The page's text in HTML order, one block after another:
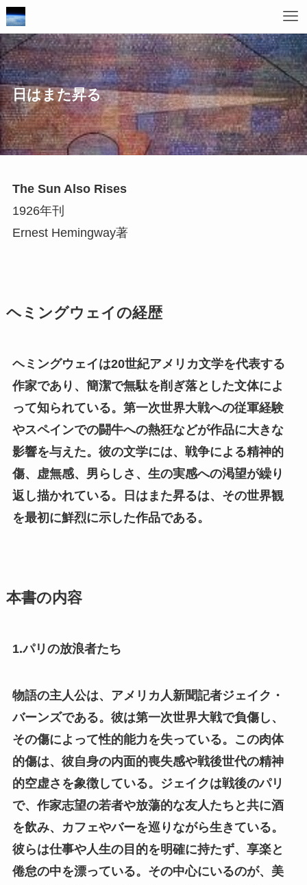
日はまた昇る
The Sun Also Rises
1926年刊
Ernest Hemingway著
ヘミングウェイの経歴
ヘミングウェイは20世紀アメリカ文学を代表する
作家であり、簡潔で無駄を削ぎ落とした文体によ
って知られている。第一次世界大戦への従軍経験
やスペインでの闘牛への熱狂などが作品に大きな
影響を与えた。彼の文学には、戦争による精神的
傷、虚無感、男らしさ、生の実感への渇望が繰り
返し描かれている。日はまた昇るは、その世界観
を最初に鮮烈に示した作品である。
本書の内容
1.パリの放浪者たち
物語の主人公は、アメリカ人新聞記者ジェイク・
バーンズである。彼は第一次世界大戦で負傷し、
その傷によって性的能力を失っている。この肉体
的傷は、彼自身の内面的喪失感や戦後世代の精神
的空虚さを象徴している。ジェイクは戦後のパリ
で、作家志望の若者や放蕩的な友人たちと共に酒
を飲み、カフェやバーを巡りながら生きている。
彼らは仕事や人生の目的を明確に持たず、享楽と
倦怠の中を漂っている。その中心にいるのが、美